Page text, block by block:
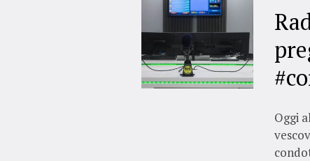
Oggi